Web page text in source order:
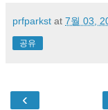
prfparkst at 7월 03,
공유
‹